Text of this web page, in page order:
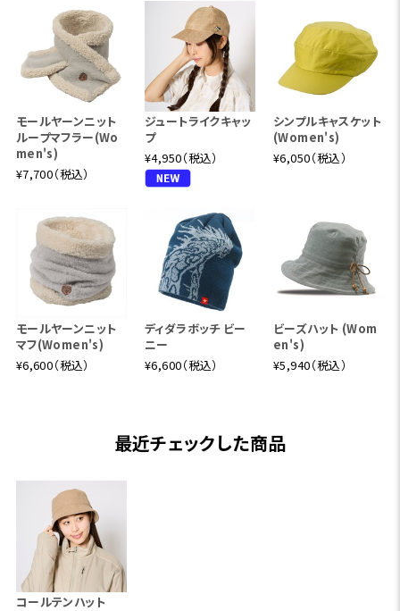
モールヤーンニット
ループマフラー(Wo
men's)
¥7,700（税込）
ジュートライクキャッ
プ
¥4,950（税込）
シンプルキャスケット
(Women's)
¥6,050（税込）
モールヤーンニット
マフ(Women's)
¥6,600（税込）
ディダラボッチ ビー
ニー
¥6,600（税込）
ビーズハット (Wom
en's)
¥5,940（税込）
最近チェックした商品
コールテンハット